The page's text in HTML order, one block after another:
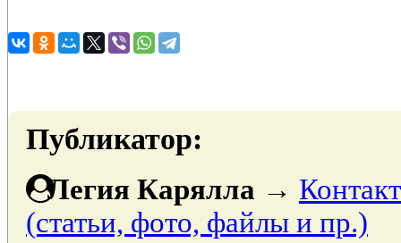
Публикатор:
Легия Карялла →
(статьи, фото, файлы и пр.)